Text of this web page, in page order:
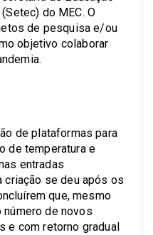
do MEC. O
de pesquisa e/ou
objetivo colaborar
de plataformas para
de temperatura e
entradas
criação se deu após os
que, mesmo
número de novos
e com retorno gradual